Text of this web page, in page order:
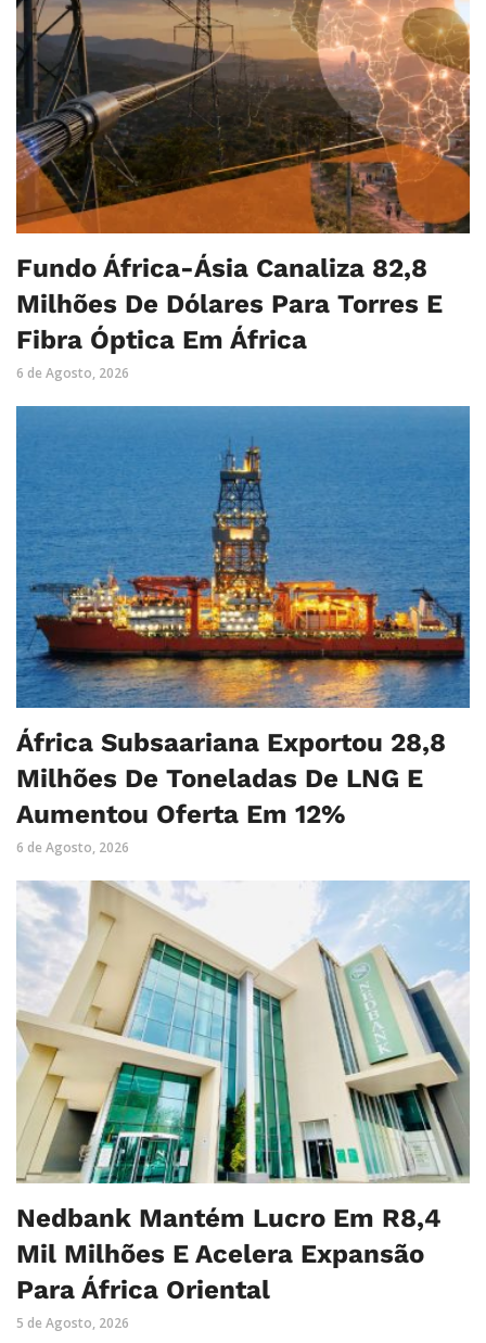
Fundo África-Ásia Canaliza 82,8
Milhões De Dólares Para Torres E
Fibra Óptica Em África
6 de Agosto, 2026
África Subsaariana Exportou 28,8
Milhões De Toneladas De LNG E
Aumentou Oferta Em 12%
6 de Agosto, 2026
Nedbank Mantém Lucro Em R8,4
Mil Milhões E Acelera Expansão
Para África Oriental
5 de Agosto, 2026